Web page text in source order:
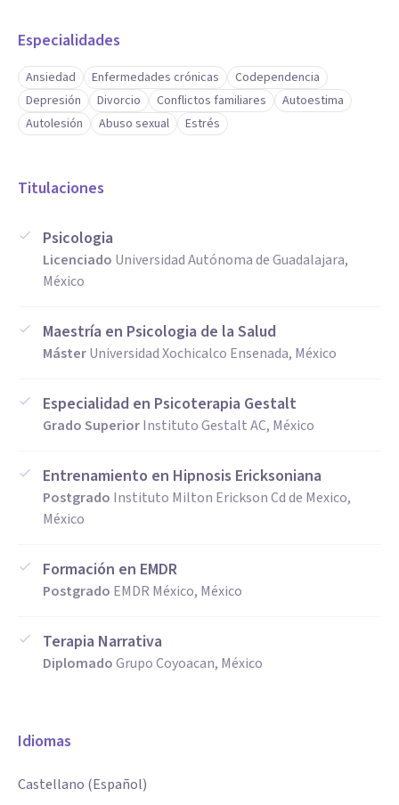
Especialidades
Ansiedad Enfermedades crónicas
Codependencia
Depresión
Divorcio Conflictos familiares
Autoestima
Autolesión
Abuso sexual Estrés
Titulaciones
Psicologia
Licenciado Universidad Autónoma de Guadalajara,
México
Maestría en Psicologia de la Salud
MásterUniversidad Xochicalco Ensenada, México
Especialidad en Psicoterapia Gestalt
Grado SuperiorInstituto Gestalt AC, México
Entrenamiento en Hipnosis Ericksoniana
Postgrado Instituto Milton Erickson Cd de Mexico,
México
Formación en EMDR
Postgrado EMDR México, México
Terapia Narrativa
DiplomadoGrupo Coyoacan, México
Idiomas
Castellano (Español)